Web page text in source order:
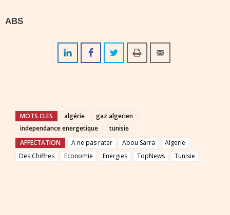
ABS
MOTS CLES algérie
gaz algerien
independance energetique
tunisie
AFFECTATION
A ne pas rater Abou Sarra
Algerie
Des Chiffres
Economie Energies TopNews Tunisie